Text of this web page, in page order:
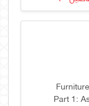
Part 1: